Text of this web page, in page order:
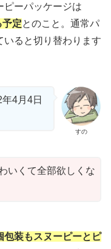
ピーパッケージは
定とのこと。通常パ
いると切り替わります
すの
4月4日
いくて全部欲しくな
包装もスヌーピーとピ